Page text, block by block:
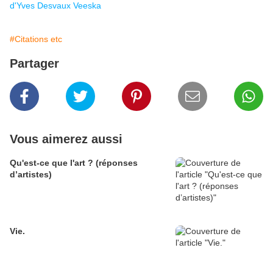
d'Yves Desvaux Veeska
#Citations etc
Partager
Vous aimerez aussi
Qu'est-ce que l'art ? (réponses
d’artistes)
Vie.